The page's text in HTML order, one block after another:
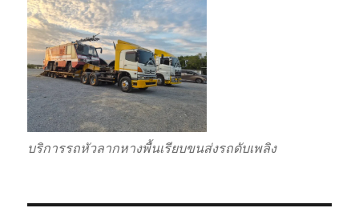
บริการรถหัวลากหางพื้นเรียบขนส่งรถดับเพลิง